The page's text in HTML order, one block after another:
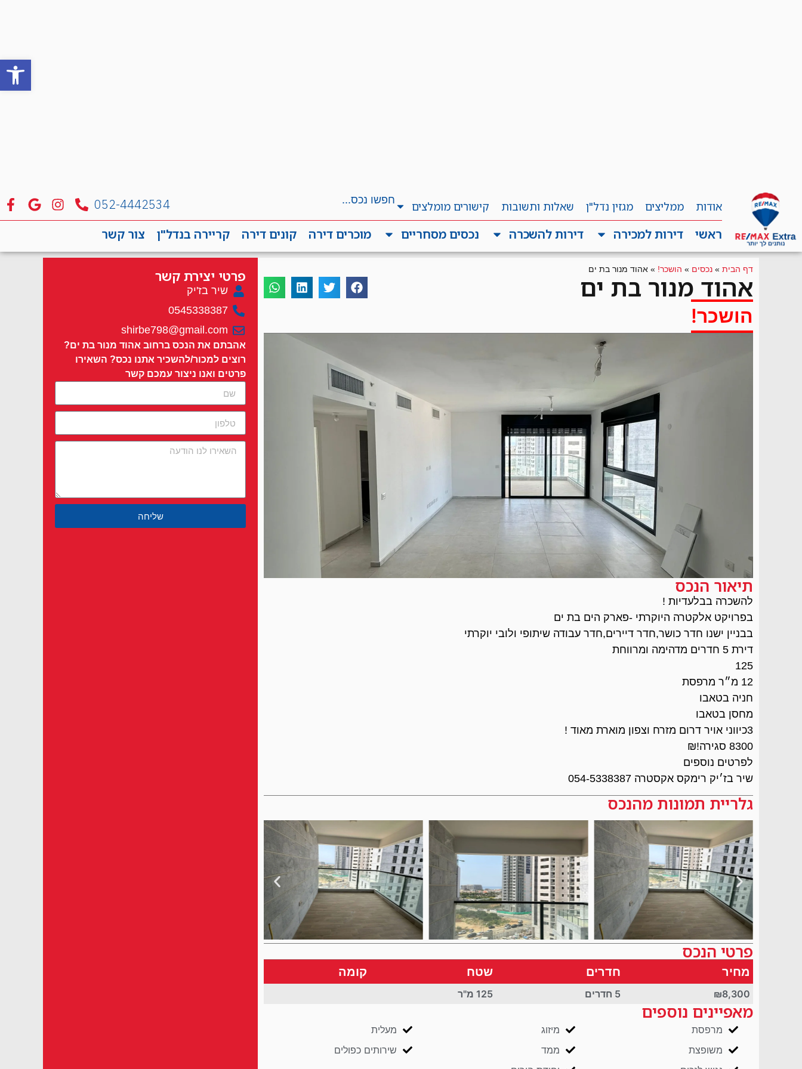
פתח
אודות ממליצים מגזין נדל"ן שאלות ותשובות קישורים מומלצים
052-4442534
ראשי
דירות למכירה דירות להשכרה נכסים מסחריים מוכרים דירה קונים דירה קריירה בנדל"ן צור קשר
דף הבית » נכסים » הושכר! » אהוד מנור בת ים
אהוד מנור בת ים
הושכר!
תיאור הנכס
להשכרה בבלעדיות !
בפרויקט אלקטרה היוקרתי -פארק הים בת ים
בבניין ישנו חדר כושר,חדר דיירים,חדר עבודה שיתופי ולובי יוקרתי
דירת 5 חדרים מדהימה ומרווחת
125
12 מ״ר מרפסת
חניה בטאבו
מחסן בטאבו
3כיווני אויר דרום מזרח וצפון מוארת מאוד !
8300 סגירה!₪
לפרטים נוספים
שיר בז׳יק רימקס אקסטרה 054-5338387
גלריית תמונות מהנכס
פרטי הנכס
מחיר חדרים שטח קומה
₪8,300 5 חדרים 125 מ"ר
מאפיינים נוספים
מרפסת מיזוג
מעלית
משופצת
ממד
שירותים כפולים
פרטי יצירת קשר
שיר בז'יק
0545338387
shirbe798@gmail.com
אהבתם את הנכס ברחוב אהוד מנור בת ים?
רוצים למכור/להשכיר אתנו נכס? השאירו
פרטים ואנו ניצור עמכם קשר
שליחה